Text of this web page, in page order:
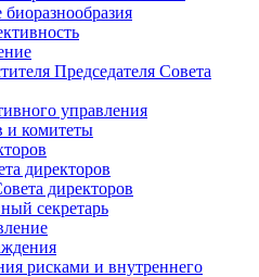
Председателя Совета
управления
и комитеты
директоров
директоров
секретарь
рисками и внутреннего